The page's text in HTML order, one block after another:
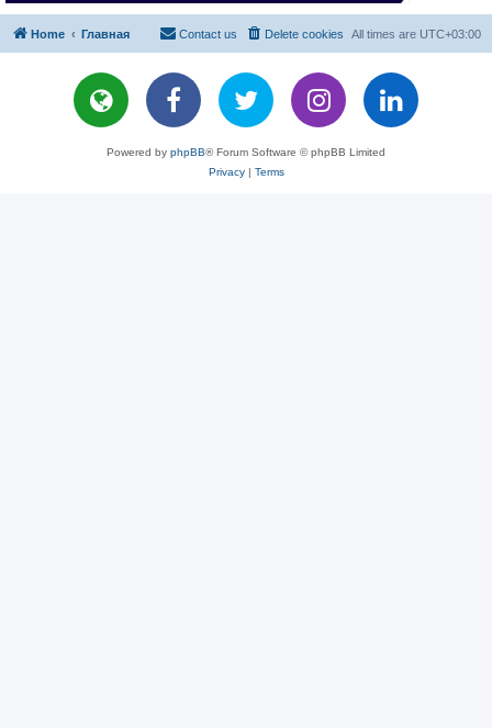
Home Главная All times are UTC+03:00
Delete cookies
Contact us
Powered by phpBB® Forum Software © phpBB Limited
Privacy| Terms